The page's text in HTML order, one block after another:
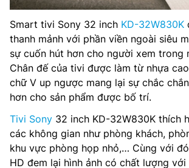
Kết nối không dây: Bluetooth (Kết nối loa,
USB: 2 cổng USB A
Cổng nhận hình ảnh, âm thanh: 3 cổng
HDMI eARC (ARC), 1 cổng Composite
Cổng xuất âm thanh: 1 cổng 3.5 mm, 1
(Digital Audio), 1 cổng eARC (ARC)
Thông tin lắp đặt
Smart tivi Sony 32 inch KD-32W830K
thanh mảnh với phần viền ngoài siêu
sự cuốn hút hơn cho người xem trong
Chân đế của tivi được làm từ nhựa
chữ V up ngược mang lại sự chắc
hơn cho sản phẩm được bố trí.
Tivi Sony 32 inch KD-32W830K thích
các không gian như phòng khách,
khu vực phòng họp nhỏ,… Cùng với
HD đem lại hình ảnh có chất lượng